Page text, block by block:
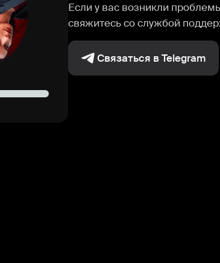
Если у вас возникли
свяжитесь со службой
Связаться в Telegram